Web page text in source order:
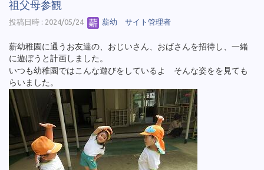
祖父母参観
投稿日時 : 2024/05/24 薪幼 サイト管理者
薪幼稚園に通うお友達の、おじいさん、おばさんを招待し、一緒
に遊ぼうと計画しました。
いつも幼稚園ではこんな遊びをしているよ そんな姿をを見ても
らいました。